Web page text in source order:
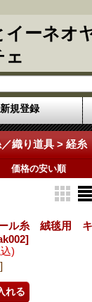
イーネオ
ェ
新規登録
織り道具 > 経糸
価格の安い順
ール糸 絨毯用
)